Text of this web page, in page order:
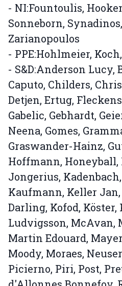
- NI:Fountoulis,
Sonneborn,
Zarianopoulos
- PPE:Hohlmeier,
- S&D:Anderson Lucy,
Caputo, Childers,
Detjen, Ertug,
Gabelic, Gebhardt,
Neena, Gomes,
Graswander-Hainz,
Hoffmann, Honeyball,
Jongerius,
Kaufmann, Keller
Darling, Kofod,
Ludvigsson, McAvan,
Martin Edouard,
Moody, Moraes,
Picierno, Piri, Post,